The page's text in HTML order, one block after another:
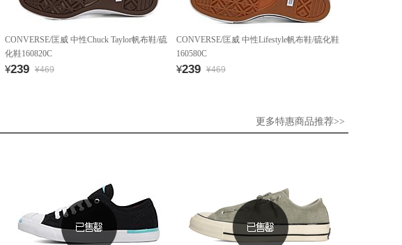
CONVERSE/匡威 中性Chuck Taylor帆布鞋/硫
化鞋160820C
¥239 ¥469
CONVERSE/匡威 中性Lifestyle帆布鞋/硫化鞋
160580C
¥239 ¥469
更多特惠商品推荐>>